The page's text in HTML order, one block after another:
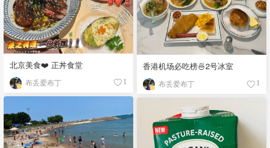
香港机场必吃榜🍜2号冰室
布丢爱布丁 1
北京美食❤️ 正丼食堂
布丢爱布丁 1